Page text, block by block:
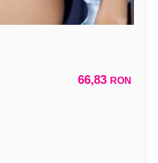
66,83 RON